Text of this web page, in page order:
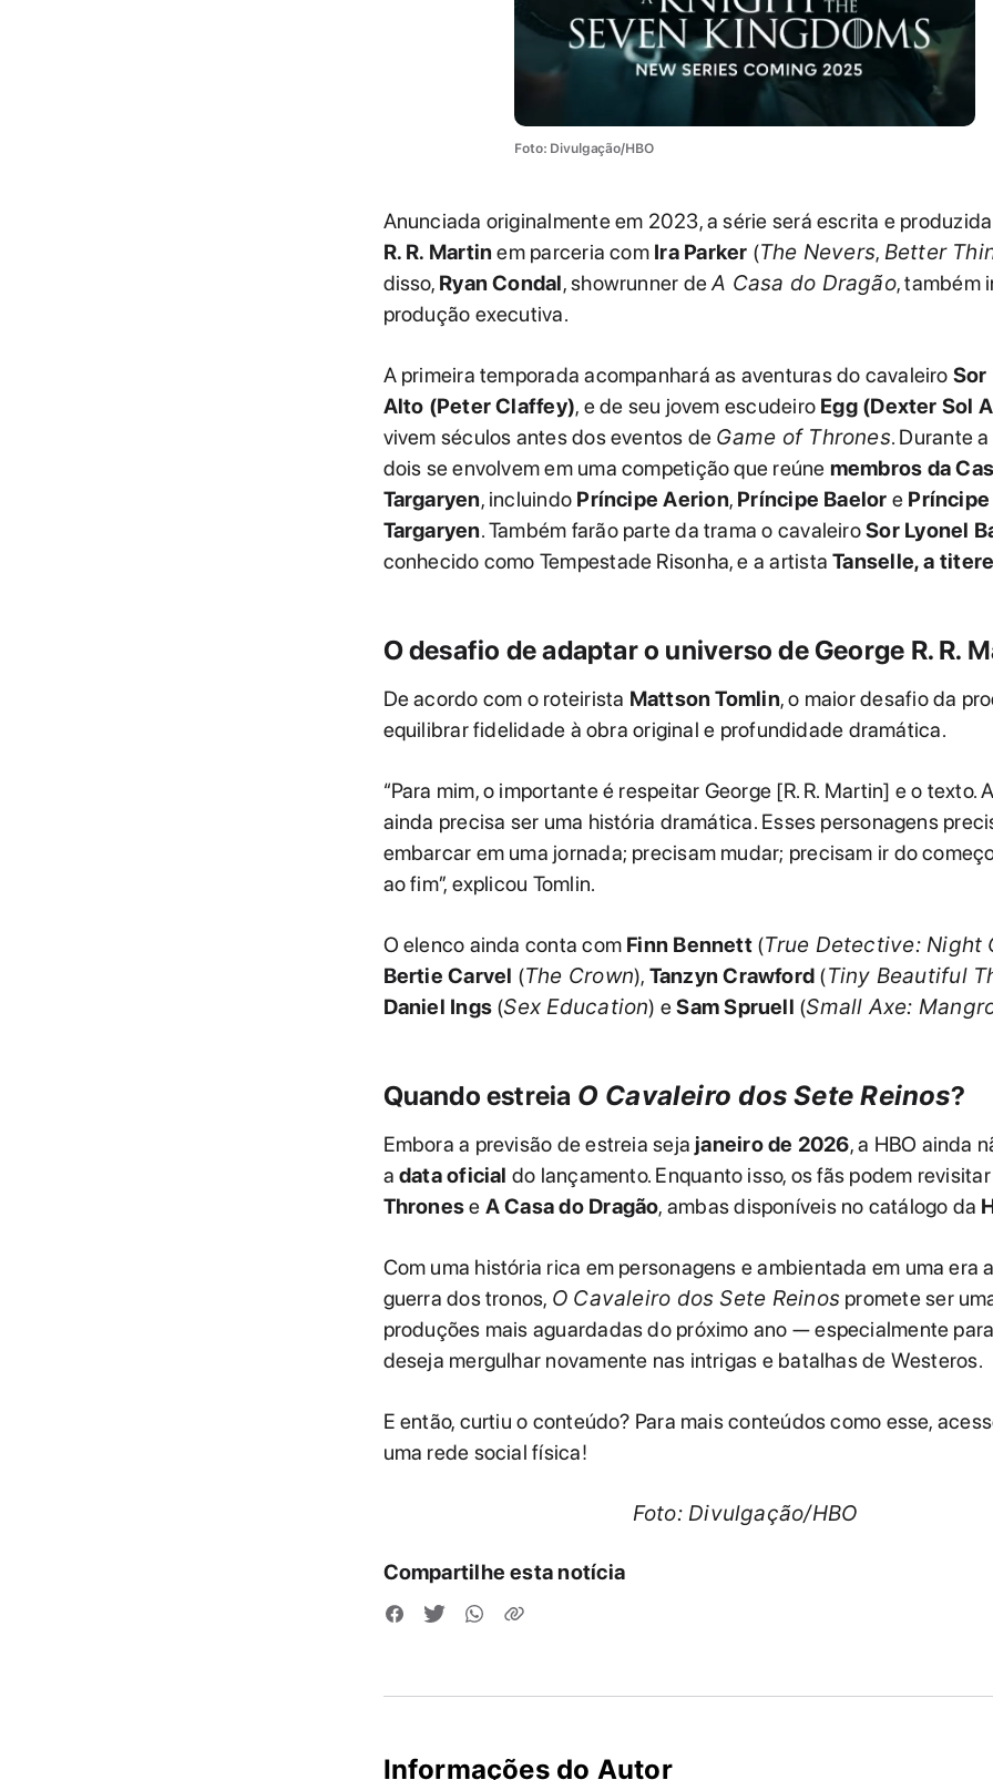
Foto: Divulgação/HBO
Anunciada originalmente em 2023, a série será escrita e
R. R. Martinem parceria com Ira Parker (The Nevers, Better
disso, Ryan Condal, showrunner deA Casa do Dragão, também
produção executiva.
A primeira temporada acompanhará as aventuras do cavaleiro Sor
Alto (Peter Claffey), e de seu jovem escudeiro Egg (Dexter Sol
vivem séculos antes dos eventos de Game of Thrones. Durante
dois se envolvem em uma competição que reúne membros da
Targaryen, incluindo Príncipe Aerion, Príncipe Baelor e
Targaryen. Também farão parte da trama o cavaleiroSor Lyonel
conhecido como Tempestade Risonha, e a artistaTanselle, a
O desafio de adaptar o universo de George R. R.
De acordo com o roteirista Mattson Tomlin, o maior desafio da
equilibrar fidelidade à obra original e profundidade dramática.
“Para mim, o importante é respeitar George [R. R. Martin] e o texto.
ainda precisa ser uma história dramática. Esses personagens
embarcar em uma jornada; precisam mudar; precisam ir do
ao fim”, explicou Tomlin.
O elenco ainda conta com Finn Bennett(True Detective: Night
Bertie Carvel (The Crown), Tanzyn Crawford (Tiny Beautiful
Daniel Ings (Sex Education) eSam Spruell (Small Axe:
Quando estreia O Cavaleiro dos Sete Reinos?
Embora a previsão de estreia seja janeiro de 2026, a HBO ainda
a data oficial do lançamento. Enquanto isso, os fãs podem
Thronese A Casa do Dragão, ambas disponíveis no catálogo da
Com uma história rica em personagens e ambientada em uma era
guerra dos tronos, O Cavaleiro dos Sete Reinos promete ser
produções mais aguardadas do próximo ano — especialmente
deseja mergulhar novamente nas intrigas e batalhas de Westeros.
E então, curtiu o conteúdo? Para mais conteúdos como esse,
uma rede social física!
Foto: Divulgação/HBO
Compartilhe esta notícia
Informações do Autor